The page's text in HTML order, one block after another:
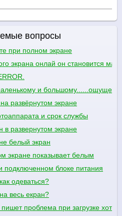
вопросы
при полном экране
экрана онлай он становится
и
развёрнутом экране
и срок службы
в развернутом экране
белый экран
экране показывает белым
подключенном блоке питания
одеваться?
весь екран?
проблема при загрузке хотя